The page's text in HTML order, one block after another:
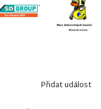
Přidat událost